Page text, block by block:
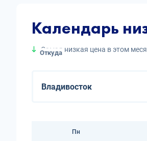
Календарь
Самая низкая цена в этом
Откуда
Пн